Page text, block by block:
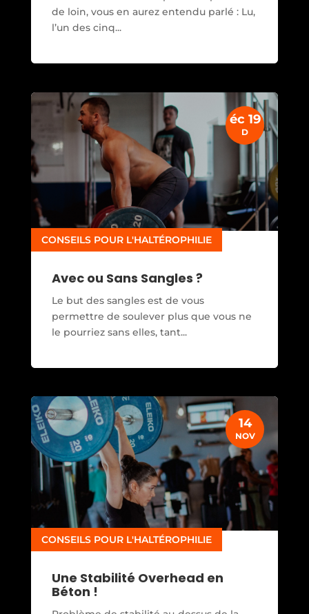
de loin, vous en aurez entendu parlé : Lu,
l’un des cinq...
Avec ou Sans Sangles ?
CONSEILS POUR L'HALTÉROPHILIE
Le but des sangles est de vous
permettre de soulever plus que vous ne
le pourriez sans elles, tant...
éc 19
D
Une Stabilité Overhead en
Béton !
CONSEILS POUR L'HALTÉROPHILIE
14
NOV